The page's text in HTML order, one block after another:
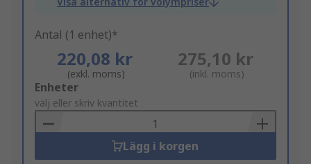
Antal (1 enhet)*
220,08 kr
(exkl. moms)
275,10 kr
(inkl. moms)
Add
to
Basket
Enheter
välj eller skriv kvantitet
Lägg i korgen